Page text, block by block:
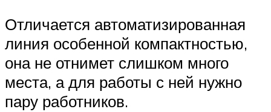
Отличается автоматизированная
линия особенной компактностью,
она не отнимет слишком много
места, а для работы с ней нужно
пару работников.